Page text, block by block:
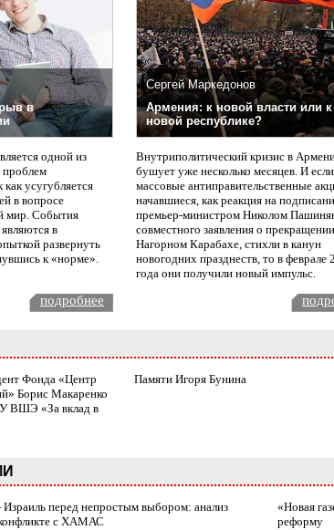
в
одной из
проблем
усугубляется
в вопросе
мир. События
в
развернуть
к «норме».
Сергей Маркедонов
Армения: к новой власти или к
новой республике?
Внутриполитический кризис в
бушует уже несколько месяцев. И
массовые антиправительственные
начавшиеся, как реакция на
премьер-министром Николом
совместного заявления о
Нагорном Карабахе, стихли в канун
новогодних празднеств, то в феврале
года они получили новый импульс.
подробнее
Фонда «Центр
Борис Макаренко
ВШЭ «За вклад в
Памяти Игоря Бунина
перед непростым выбором: анализ
с ХАМАС
«Новая
реформу